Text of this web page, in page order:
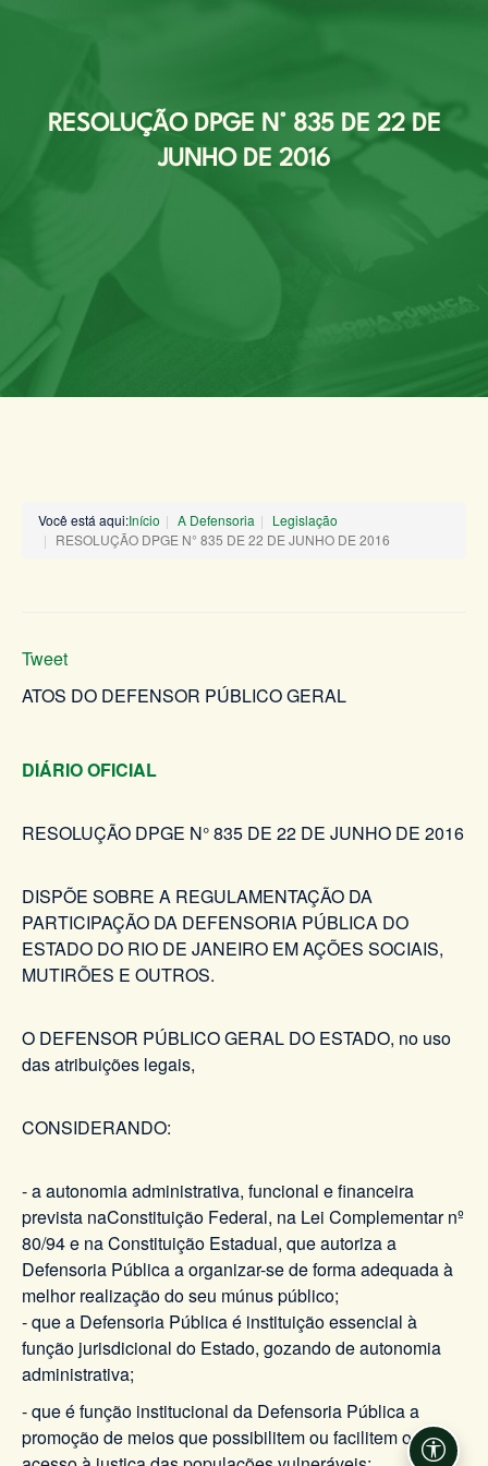
RESOLUÇÃO DPGE N° 835 DE 22 DE
JUNHO DE 2016
Você está aqui:Início A Defensoria
Legislação
RESOLUÇÃO DPGE N° 835 DE 22 DE JUNHO DE 2016
Tweet
ATOS DO DEFENSOR PÚBLICO GERAL
DIÁRIO OFICIAL
RESOLUÇÃO DPGE N° 835 DE 22 DE JUNHO DE 2016
DISPÕE SOBRE A REGULAMENTAÇÃO DA
PARTICIPAÇÃO DA DEFENSORIA PÚBLICA DO
ESTADO DO RIO DE JANEIRO EM AÇÕES SOCIAIS,
MUTIRÕES E OUTROS.
O DEFENSOR PÚBLICO GERAL DO ESTADO, no uso
das atribuições legais,
CONSIDERANDO:
- a autonomia administrativa, funcional e financeira
prevista naConstituição Federal, na Lei Complementar nº
80/94 e na Constituição Estadual, que autoriza a
Defensoria Pública a organizar-se de forma adequada à
melhor realização do seu múnus público;
- que a Defensoria Pública é instituição essencial à
função jurisdicional do Estado, gozando de autonomia
administrativa;
- que é função institucional da Defensoria Pública a
promoção de meios que possibilitem ou facilitem o